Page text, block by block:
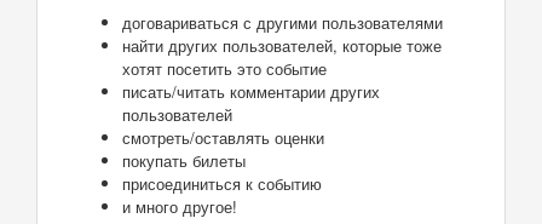
договариваться с другими пользователями
найти других пользователей, которые тоже
хотят посетить это событие
писать/читать комментарии других
пользователей
смотреть/оставлять оценки
покупать билеты
присоединиться к событию
и много другое!